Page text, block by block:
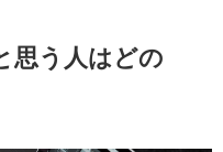
思う人はどの